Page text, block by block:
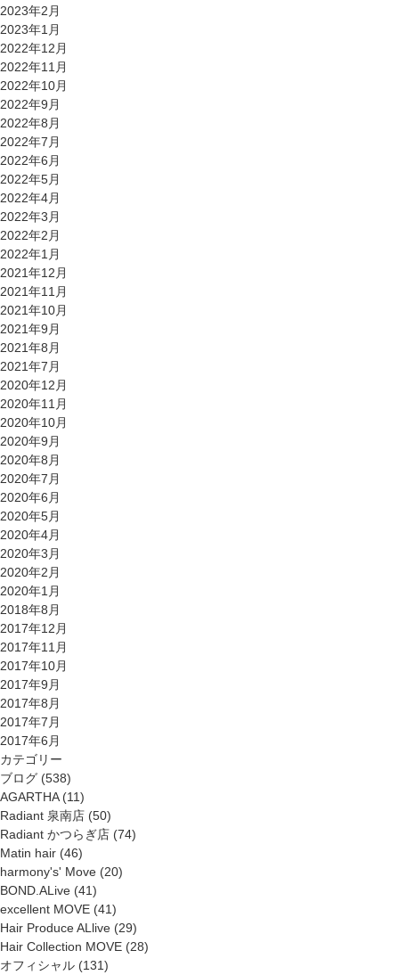
2023年2月
2023年1月
2022年12月
2022年11月
2022年10月
2022年9月
2022年8月
2022年7月
2022年6月
2022年5月
2022年4月
2022年3月
2022年2月
2022年1月
2021年12月
2021年11月
2021年10月
2021年9月
2021年8月
2021年7月
2020年12月
2020年11月
2020年10月
2020年9月
2020年8月
2020年7月
2020年6月
2020年5月
2020年4月
2020年3月
2020年2月
2020年1月
2018年8月
2017年12月
2017年11月
2017年10月
2017年9月
2017年8月
2017年7月
2017年6月
カテゴリー
ブログ (538)
AGARTHA(11)
Radiant 泉南店 (50)
Radiant かつらぎ店 (74)
Matin hair (46)
harmony's' Move (20)
BOND.ALive (41)
excellent MOVE (41)
Hair Produce ALlive (29)
Hair Collection MOVE (28)
オフィシャル (131)